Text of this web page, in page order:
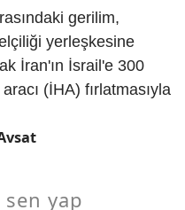
gerilim,
yerleşkesine
İran'ın İsrail'e 300
(İHA) fırlatmasıyla
yap